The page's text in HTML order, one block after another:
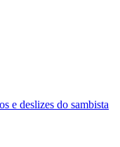
e deslizes do sambista